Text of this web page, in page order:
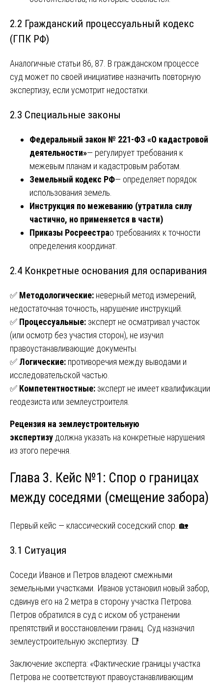
2.2 Гражданский процессуальный кодекс
(ГПК РФ)
Аналогичные статьи 86, 87. В гражданском процессе
суд может по своей инициативе назначить повторную
экспертизу, если усмотрит недостатки.
2.3 Специальные законы
Федеральный закон № 221-ФЗ «О кадастровой
деятельности»— регулирует требования к
межевым планам и кадастровым работам.
Земельный кодекс РФ— определяет порядок
использования земель.
Инструкция по межеванию (утратила силу
частично, но применяется в части)
Приказы Росреестрао требованиях к точности
определения координат.
2.4 Конкретные основания для оспаривания
✅ Методологические: неверный метод измерений,
недостаточная точность, нарушение инструкций.
✅ Процессуальные: эксперт не осматривал участок
(или осмотр без участия сторон), не изучил
правоустанавливающие документы.
✅ Логические: противоречия между выводами и
исследовательской частью.
✅ Компетентностные: эксперт не имеет квалификации
геодезиста или землеустроителя.
Рецензия на землеустроительную
экспертизу должна указать на конкретные нарушения
из этого перечня.
Глава 3. Кейс №1: Спор о границах
между соседями (смещение забора)
Первый кейс — классический соседский спор. 🏡
3.1 Ситуация
Соседи Иванов и Петров владеют смежными
земельными участками. Иванов установил новый забор,
сдвинув его на 2 метра в сторону участка Петрова.
Петров обратился в суд с иском об устранении
препятствий и восстановлении границ. Суд назначил
землеустроительную экспертизу. 📑
Заключение эксперта: «Фактические границы участка
Петрова не соответствуют правоустанавливающим